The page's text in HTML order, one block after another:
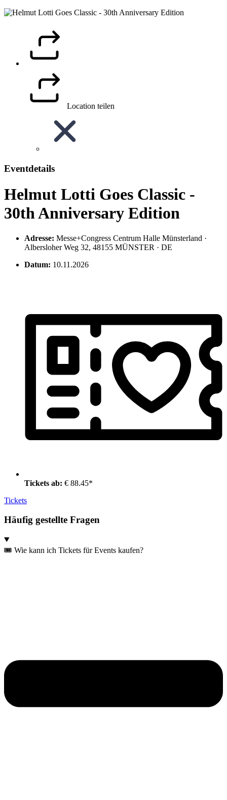
Location teilen
Eventdetails
Helmut Lotti Goes Classic -
30th Anniversary Edition
Adresse: Messe+Congress Centrum Halle Münsterland ·
Albersloher Weg 32, 48155 MÜNSTER · DE
Datum: 10.11.2026
Tickets ab: € 88.45*
Tickets
Häufig gestellte Fragen
🎟️ Wie kann ich Tickets für Events kaufen?